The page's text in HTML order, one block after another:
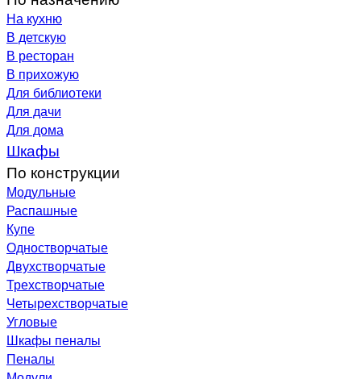
На кухню
В детскую
В ресторан
В прихожую
Для библиотеки
Для дачи
Для дома
Шкафы
По конструкции
Модульные
Распашные
Купе
Одностворчатые
Двухстворчатые
Трехстворчатые
Четырехстворчатые
Угловые
Шкафы пеналы
Пеналы